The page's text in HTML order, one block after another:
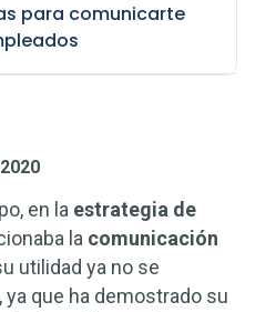
en la estrategia de
la comunicación
utilidad ya no se
que ha demostrado su
para comunicarte